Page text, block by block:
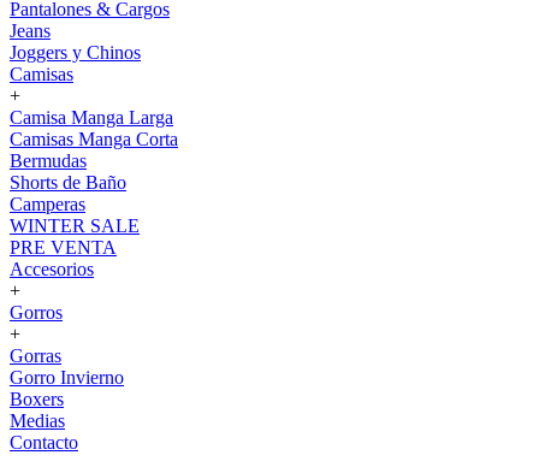
Pantalones & Cargos
Jeans
Joggers y Chinos
Camisas
+
Camisa Manga Larga
Camisas Manga Corta
Bermudas
Shorts de Baño
Camperas
WINTER SALE
PRE VENTA
Accesorios
+
Gorros
+
Gorras
Gorro Invierno
Boxers
Medias
Contacto